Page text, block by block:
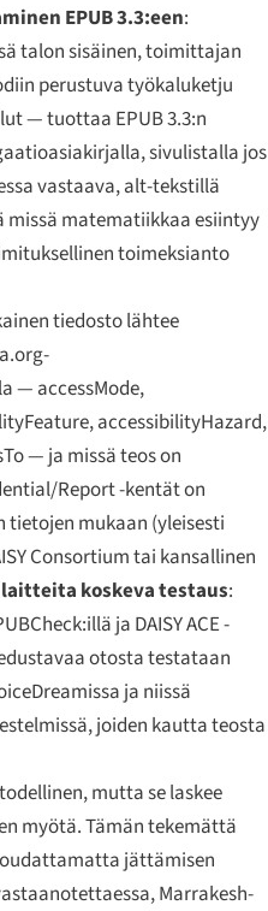
EPUB 3.3:een:
talon sisäinen, toimittajan
perustuva työkaluketju
— tuottaa EPUB 3.3:n
sivulistalla jos
vastaava, alt-tekstillä
missä matematiikkaa esiintyy
toimeksianto
tiedosto lähtee
— accessMode,
accessibilityHazard,
— ja missä teos on
Report -kentät on
mukaan (yleisesti
Consortium tai kansallinen
koskeva testaus:
ja DAISY ACE -
otosta testataan
ja niissä
joiden kautta teosta
mutta se laskee
myötä. Tämän tekemättä
jättämisen
Marrakesh-